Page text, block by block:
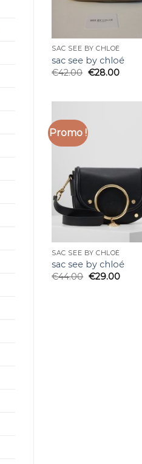
SAC SEE BY CHLOÉ
sac see by chloé
€42.00 €28.00
Promo !
SAC SEE BY CHLOÉ
sac see by chloé
€44.00 €29.00